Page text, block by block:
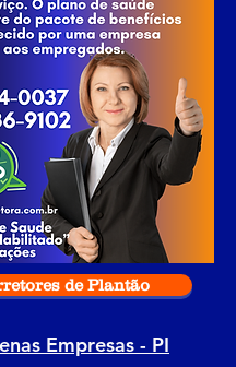
de Plantão
Empresas - PI